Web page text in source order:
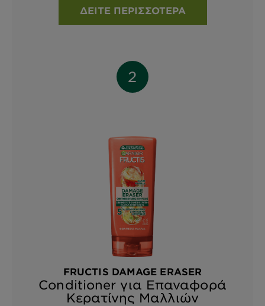
ΔΕΊΤΕ ΠΕΡΙΣΣΌΤΕΡΑ
FRUCTIS DAMAGE ERASER
Conditioner για Επαναφορά
Κερατίνης Μαλλιών